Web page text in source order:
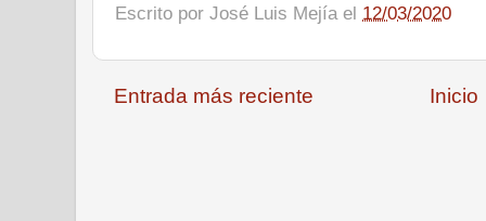
Escrito por José Luis Mejía el 12/03/2020
Entrada más reciente Inicio